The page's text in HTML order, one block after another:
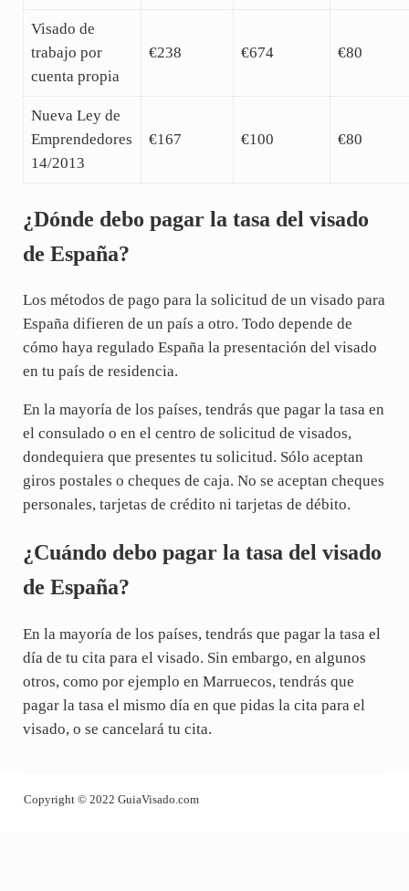
Visado de
trabajo por
cuenta propia
€238 €674 €80
Nueva Ley de
Emprendedores
14/2013
€167 €100 €80
¿Dónde debo pagar la tasa del visado
de España?
Los métodos de pago para la solicitud de un visado para
España difieren de un país a otro. Todo depende de
cómo haya regulado España la presentación del visado
en tu país de residencia.
En la mayoría de los países, tendrás que pagar la tasa en
el consulado o en el centro de solicitud de visados,
dondequiera que presentes tu solicitud. Sólo aceptan
giros postales o cheques de caja. No se aceptan cheques
personales, tarjetas de crédito ni tarjetas de débito.
¿Cuándo debo pagar la tasa del visado
de España?
En la mayoría de los países, tendrás que pagar la tasa el
día de tu cita para el visado. Sin embargo, en algunos
otros, como por ejemplo en Marruecos, tendrás que
pagar la tasa el mismo día en que pidas la cita para el
visado, o se cancelará tu cita.
Copyright © 2022 GuiaVisado.com